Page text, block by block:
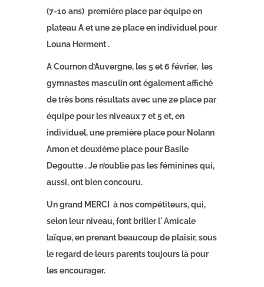
(7-10 ans) première place par équipe en
plateau A et une 2e place en individuel pour
Louna Herment .
A Cournon d’Auvergne, les 5 et 6 février, les
gymnastes masculin ont également affiché
de très bons résultats avec une 2e place par
équipe pour les niveaux 7 et 5 et, en
individuel, une première place pour Nolann
Amon et deuxième place pour Basile
Degoutte . Je n’oublie pas les féminines qui,
aussi, ont bien concouru.
Un grand MERCI à nos compétiteurs, qui,
selon leur niveau, font briller l' Amicale
laïque, en prenant beaucoup de plaisir, sous
le regard de leurs parents toujours là pour
les encourager.